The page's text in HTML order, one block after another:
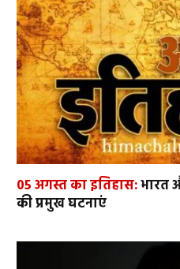
05 अगस्त का इतिहास:भारत
की प्रमुख घटनाएं